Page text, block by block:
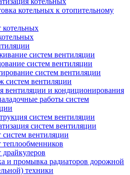
котельных к отопительному
котельных
систем вентиляции
систем вентиляции
систем вентиляции
систем вентиляции
вентиляции и кондиционирования
работы систем
систем вентиляции
систем вентиляции
систем вентиляции
теплообменников
драйкулеров
и промывка радиаторов дорожной
техники